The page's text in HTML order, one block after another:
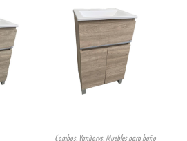
Combos, Vanitorys, Muebles para baño